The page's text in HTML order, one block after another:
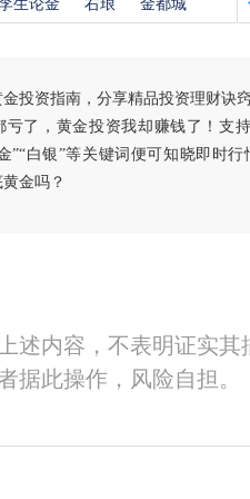
生论金 右琅 金都城
金投资指南，分享精品投资理财诀
亏了，黄金投资我却赚钱了！支
”“白银”等关键词便可知晓即时
金吗？
述内容，不表明证实
据此操作，风险自担。